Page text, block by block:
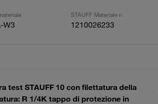
STAUFF Materiale n.
W3 1210026233
test STAUFF 10 con filettatura della
R 1/4K tappo di protezione in